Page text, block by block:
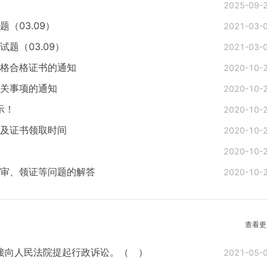
2025-09-
（03.09） 2021-03-
题（03.09） 2021-03-
合格证书的通知 2020-10-
事项的通知 2020-10-
2020-10-
证书领取时间 2020-10-
2020-10-
、领证等问题的解答 2020-10-
查看
向人民法院提起行政诉讼。（ ） 2021-05-